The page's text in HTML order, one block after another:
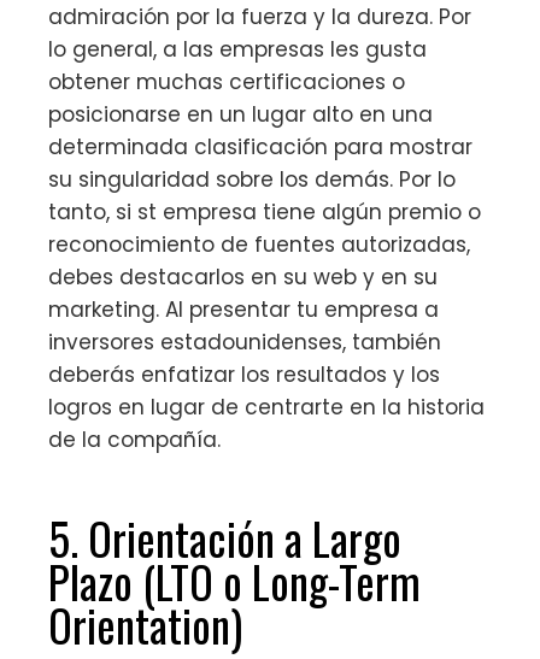
admiración por la fuerza y la dureza. Por
lo general, a las empresas les gusta
obtener muchas certificaciones o
posicionarse en un lugar alto en una
determinada clasificación para mostrar
su singularidad sobre los demás. Por lo
tanto, si st empresa tiene algún premio o
reconocimiento de fuentes autorizadas,
debes destacarlos en su web y en su
marketing. Al presentar tu empresa a
inversores estadounidenses, también
deberás enfatizar los resultados y los
logros en lugar de centrarte en la historia
de la compañía.
5. Orientación a Largo
Plazo (LTO o Long-Term
Orientation)